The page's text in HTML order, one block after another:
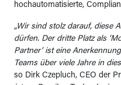
hochautomatisierte,
„Wir sind stolz darauf, diese
dürfen. Der dritte Platz als
Partner’ ist eine
Teams über viele Jahre in
so Dirk Czepluch, CEO der